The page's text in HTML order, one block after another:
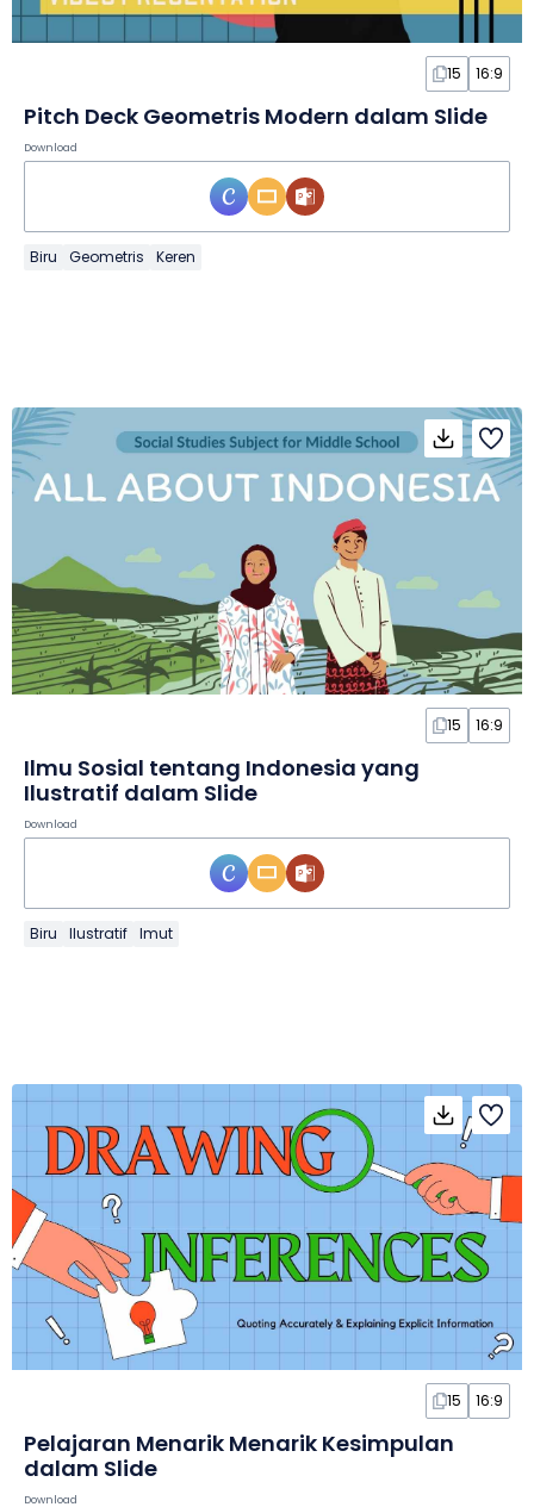
15 16:9
Pitch Deck Geometris Modern dalam Slide
Download
Biru Geometris Keren
15 16:9
Ilmu Sosial tentang Indonesia yang
Ilustratif dalam Slide
Download
Biru Ilustratif Imut
15 16:9
Pelajaran Menarik Menarik Kesimpulan
dalam Slide
Download